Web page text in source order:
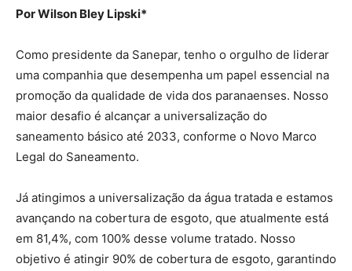
Por Wilson Bley Lipski*
Como presidente da Sanepar, tenho o orgulho de liderar
uma companhia que desempenha um papel essencial na
promoção da qualidade de vida dos paranaenses. Nosso
maior desafio é alcançar a universalização do
saneamento básico até 2033, conforme o Novo Marco
Legal do Saneamento.
Já atingimos a universalização da água tratada e estamos
avançando na cobertura de esgoto, que atualmente está
em 81,4%, com 100% desse volume tratado. Nosso
objetivo é atingir 90% de cobertura de esgoto, garantindo